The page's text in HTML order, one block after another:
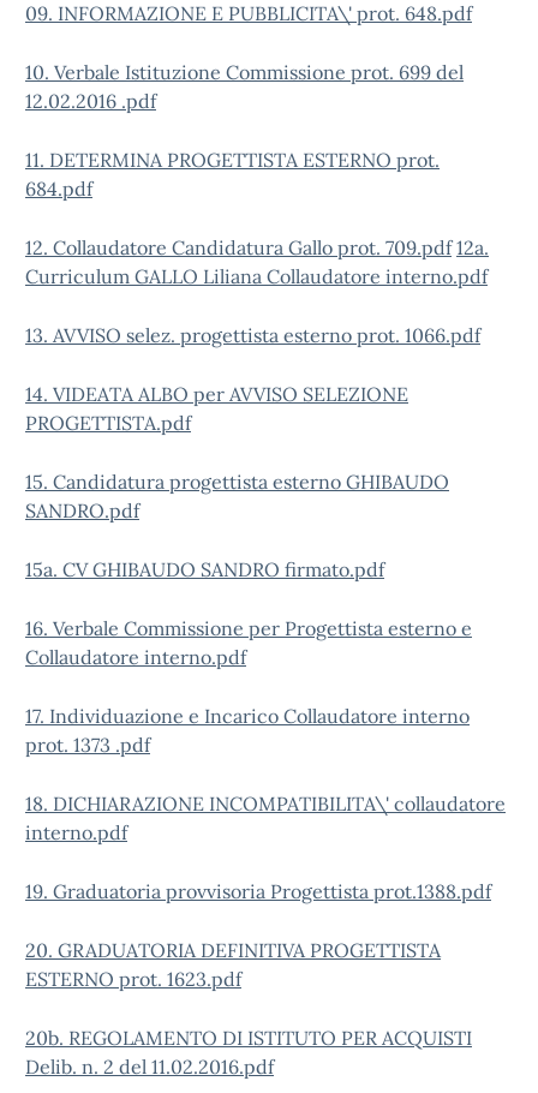
09. INFORMAZIONE E PUBBLICITA\' prot. 648.pdf
10. Verbale Istituzione Commissione prot. 699 del
12.02.2016 .pdf
11. DETERMINA PROGETTISTA ESTERNO prot.
684.pdf
12. Collaudatore Candidatura Gallo prot. 709.pdf 12a.
Curriculum GALLO Liliana Collaudatore interno.pdf
13. AVVISO selez. progettista esterno prot. 1066.pdf
14. VIDEATA ALBO per AVVISO SELEZIONE
PROGETTISTA.pdf
15. Candidatura progettista esterno GHIBAUDO
SANDRO.pdf
15a. CV GHIBAUDO SANDRO firmato.pdf
16. Verbale Commissione per Progettista esterno e
Collaudatore interno.pdf
17. Individuazione e Incarico Collaudatore interno
prot. 1373 .pdf
18. DICHIARAZIONE INCOMPATIBILITA\' collaudatore
interno.pdf
19. Graduatoria provvisoria Progettista prot.1388.pdf
20. GRADUATORIA DEFINITIVA PROGETTISTA
ESTERNO prot. 1623.pdf
20b. REGOLAMENTO DI ISTITUTO PER ACQUISTI
Delib. n. 2 del 11.02.2016.pdf